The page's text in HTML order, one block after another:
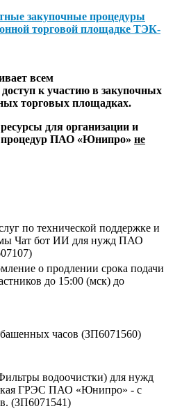
закупочные процедуры
торговой площадке ТЭК-
всем
к участию в закупочных
торговых площадках.
для организации и
процедур ПАО «Юнипро» не
по технической поддержке и
Чат бот ИИ для нужд ПАО
о продлении срока подачи
до 15:00 (мск) до
часов (ЗП6071560)
водоочистки) для нужд
ГРЭС ПАО «Юнипро» - с
(ЗП6071541)